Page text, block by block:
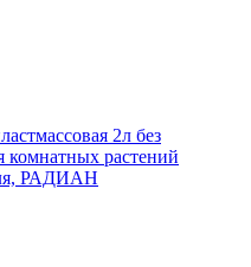
2л без
комнатных растений
РАДИАН